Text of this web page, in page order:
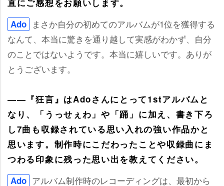
直にご感想をお願いします。
Ado まさか自分の初めてのアルバムが1位を獲得する
なんて、本当に驚きを通り越して実感がわかず、自分
のことではないようです。本当に嬉しいです。ありが
とうございます。
――『狂言』はAdoさんにとって1stアルバムと
なり、「うっせぇわ」や「踊」に加え、書き下ろ
し7曲も収録されている思い入れの強い作品かと
思います。制作時にこだわったことや収録曲にま
つわる印象に残った思い出を教えてください。
Ado アルバム制作時のレコーディングは、最初から